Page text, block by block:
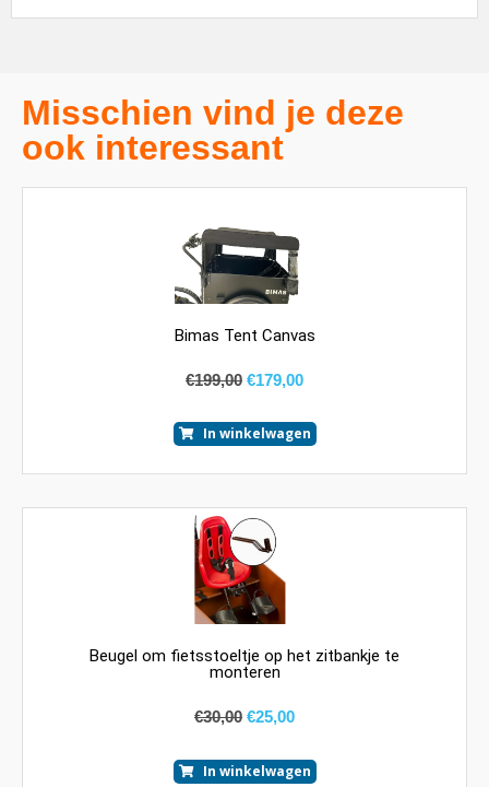
Misschien vind je deze
ook interessant
Bimas Tent Canvas
€199,00 €179,00
In winkelwagen
Beugel om fietsstoeltje op het zitbankje te
monteren
€30,00 €25,00
In winkelwagen